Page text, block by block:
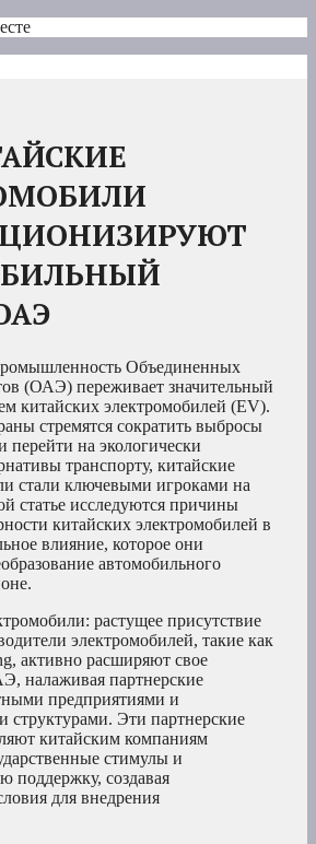
Объединенных
(ОАЭ) переживает значительный
китайских электромобилей (EV).
стремятся сократить выбросы
перейти на экологически
транспорту, китайские
стали ключевыми игроками на
статье исследуются причины
китайских электромобилей в
влияние, которое они
автомобильного
растущее присутствие
электромобилей, такие как
активно расширяют свое
налаживая партнерские
предприятиями и
структурами. Эти партнерские
китайским компаниям
стимулы и
поддержку, создавая
для внедрения